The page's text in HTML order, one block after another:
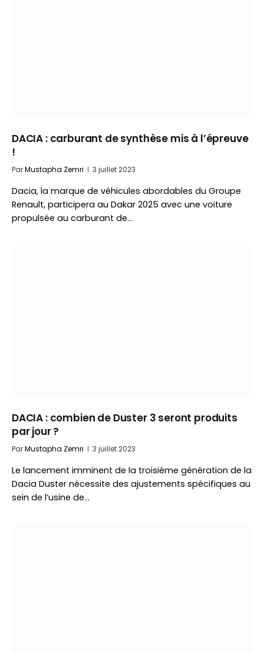
DACIA : carburant de synthèse mis à l’épreuve
!
ParMustapha Zemri 3 juillet 2023
Dacia, la marque de véhicules abordables du Groupe
Renault, participera au Dakar 2025 avec une voiture
propulsée au carburant de…
DACIA : combien de Duster 3 seront produits
par jour ?
ParMustapha Zemri 3 juillet 2023
Le lancement imminent de la troisième génération de la
Dacia Duster nécessite des ajustements spécifiques au
sein de l’usine de…